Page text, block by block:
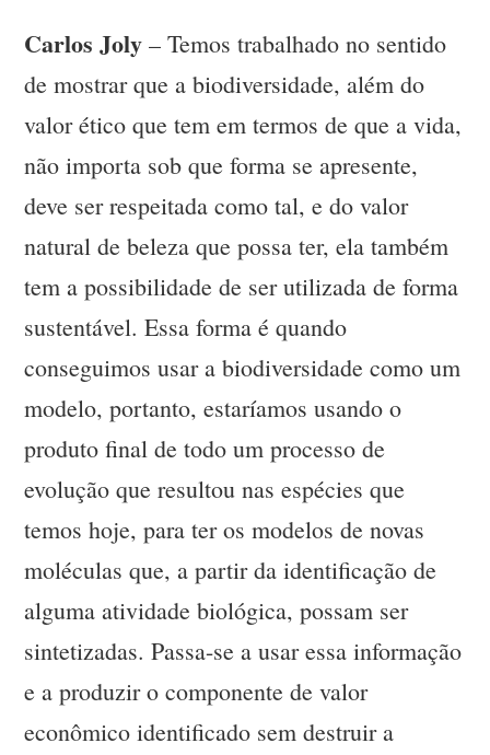
Carlos Joly – Temos trabalhado no sentido
de mostrar que a biodiversidade, além do
valor ético que tem em termos de que a vida,
não importa sob que forma se apresente,
deve ser respeitada como tal, e do valor
natural de beleza que possa ter, ela também
tem a possibilidade de ser utilizada de forma
sustentável. Essa forma é quando
conseguimos usar a biodiversidade como um
modelo, portanto, estaríamos usando o
produto final de todo um processo de
evolução que resultou nas espécies que
temos hoje, para ter os modelos de novas
moléculas que, a partir da identificação de
alguma atividade biológica, possam ser
sintetizadas. Passa-se a usar essa informação
e a produzir o componente de valor
econômico identificado sem destruir a